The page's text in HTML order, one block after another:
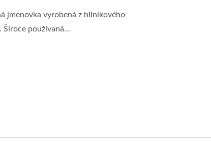
jmenovka vyrobená z hliníkového
Široce používaná...